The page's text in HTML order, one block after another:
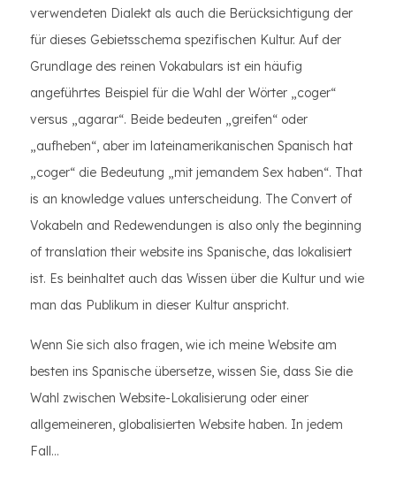
verwendeten Dialekt als auch die Berücksichtigung der
für dieses Gebietsschema spezifischen Kultur. Auf der
Grundlage des reinen Vokabulars ist ein häufig
angeführtes Beispiel für die Wahl der Wörter „coger“
versus „agarar“. Beide bedeuten „greifen“ oder
„aufheben“, aber im lateinamerikanischen Spanisch hat
„coger“ die Bedeutung „mit jemandem Sex haben“. That
is an knowledge values unterscheidung. The Convert of
Vokabeln and Redewendungen is also only the beginning
of translation their website ins Spanische, das lokalisiert
ist. Es beinhaltet auch das Wissen über die Kultur und wie
man das Publikum in dieser Kultur anspricht.
Wenn Sie sich also fragen, wie ich meine Website am
besten ins Spanische übersetze, wissen Sie, dass Sie die
Wahl zwischen Website-Lokalisierung oder einer
allgemeineren, globalisierten Website haben. In jedem
Fall...